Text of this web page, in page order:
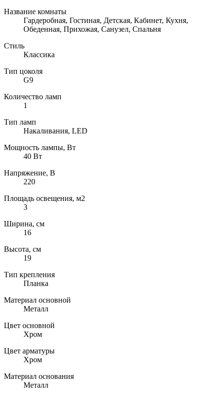
Название комнаты
Гардеробная, Гостиная, Детская, Кабинет, Кухня,
Обеденная, Прихожая, Санузел, Спальня
Стиль
Классика
Тип цоколя
G9
Количество ламп
1
Тип ламп
Накаливания, LED
Мощность лампы, Вт
40 Вт
Напряжение, В
220
Площадь освещения, м2
3
Ширина, см
16
Высота, см
19
Тип крепления
Планка
Материал основной
Металл
Цвет основной
Хром
Цвет арматуры
Хром
Материал основания
Металл